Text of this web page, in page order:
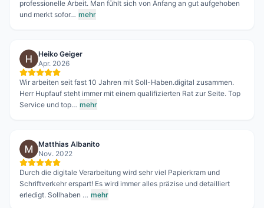
professionelle Arbeit. Man fühlt sich von Anfang an gut aufgehoben
und merkt sofor… mehr
Heiko Geiger
Apr. 2026
Wir arbeiten seit fast 10 Jahren mit Soll-Haben.digital zusammen.
Herr Hupfauf steht immer mit einem qualifizierten Rat zur Seite. Top
Service und top… mehr
Matthias Albanito
Nov. 2022
Durch die digitale Verarbeitung wird sehr viel Papierkram und
Schriftverkehr erspart! Es wird immer alles präzise und detailliert
erledigt. Sollhaben … mehr